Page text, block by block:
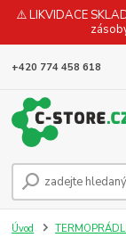
⚠️ LIKVIDACE
+420 774 458 618
Úvod